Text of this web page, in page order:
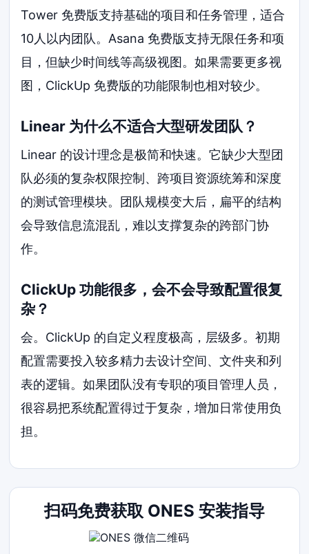
Tower 免费版支持基础的项目和任务管理，适合
10人以内团队。Asana 免费版支持无限任务和项
目，但缺少时间线等高级视图。如果需要更多视
图，ClickUp 免费版的功能限制也相对较少。
Linear 为什么不适合大型研发团队？
Linear 的设计理念是极简和快速。它缺少大型团
队必须的复杂权限控制、跨项目资源统筹和深度
的测试管理模块。团队规模变大后，扁平的结构
会导致信息流混乱，难以支撑复杂的跨部门协
作。
ClickUp 功能很多，会不会导致配置很复
杂？
会。ClickUp 的自定义程度极高，层级多。初期
配置需要投入较多精力去设计空间、文件夹和列
表的逻辑。如果团队没有专职的项目管理人员，
很容易把系统配置得过于复杂，增加日常使用负
担。
扫码免费获取 ONES 安装指导